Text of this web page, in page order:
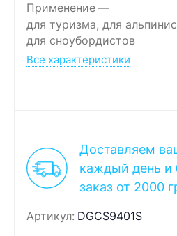
Применение
для туризма, для
для сноубордистов
Все характеристики
Доставляем
каждый день и
заказ от 2000
Артикул: DGCS9401S